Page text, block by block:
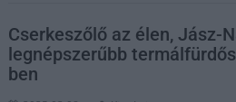
Cserkeszőlő az élen, Jász-
legnépszerűbb
ben